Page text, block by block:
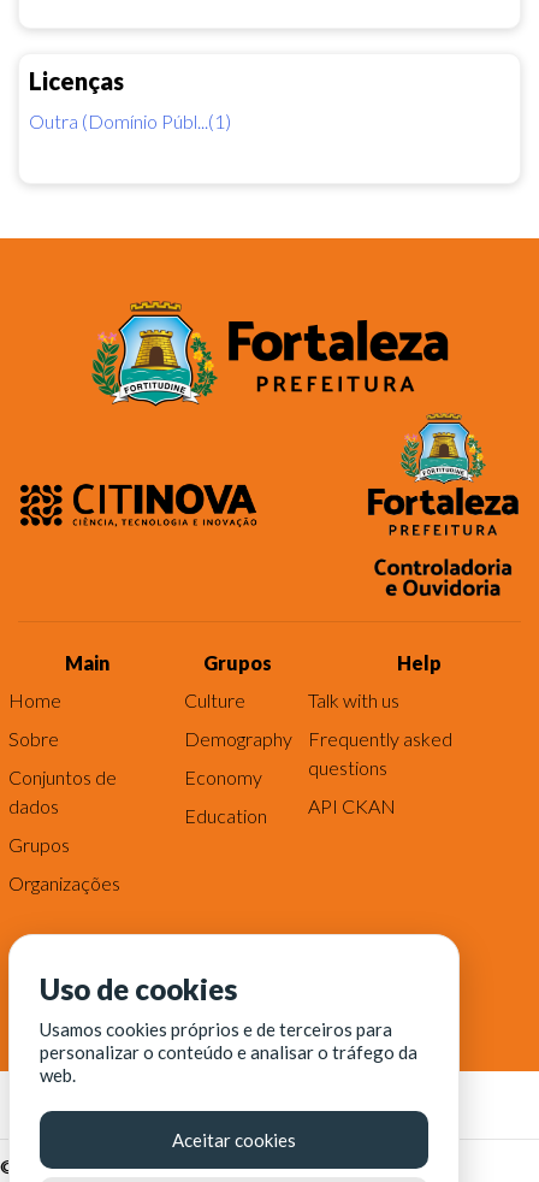
Licenças
Outra (Domínio Públ...(1)
Main
Home
Sobre
Conjuntos de
dados
Grupos
Organizações
Grupos
Culture
Demography
Economy
Education
Help
Talk with us
Frequently asked
questions
API CKAN
© Fortaleza Digital || CITINOVA - Fundação de Ciência,
Uso de cookies
Usamos cookies próprios e de terceiros para
personalizar o conteúdo e analisar o tráfego da
web.
Aceitar cookies